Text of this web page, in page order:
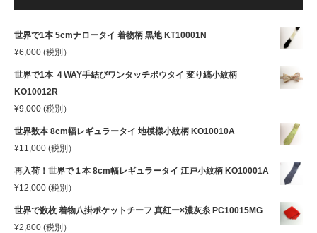
世界で1本 5cmナロータイ 着物柄 黒地 KT10001N
¥6,000 (税別）
世界で1本 ４WAY手結びワンタッチボウタイ 変り縞小紋柄
KO10012R
¥9,000 (税別）
世界数本 8cm幅レギュラータイ 地模様小紋柄 KO10010A
¥11,000 (税別）
再入荷！世界で１本 8cm幅レギュラータイ 江戸小紋柄 KO10001A
¥12,000 (税別）
世界で数枚 着物八掛ポケットチーフ 真紅ー×濃灰糸 PC10015MG
¥2,800 (税別）